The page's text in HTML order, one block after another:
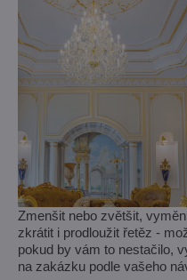
Zmenšit nebo zvětšit,
zkrátit i prodloužit řetěz -
pokud by vám to nestačilo,
na zakázku podle vašeho